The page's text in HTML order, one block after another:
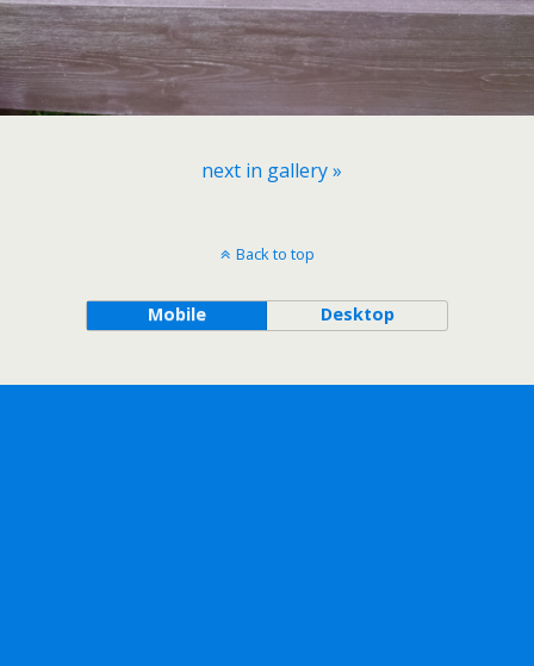
next in gallery »
Back to top
Mobile Desktop